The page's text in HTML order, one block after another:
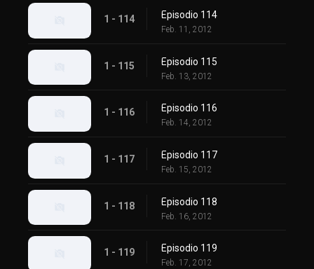
1 - 114 Episodio 114
Feb. 11, 2012
1 - 115 Episodio 115
Feb. 13, 2012
1 - 116 Episodio 116
Feb. 14, 2012
1 - 117 Episodio 117
Feb. 15, 2012
1 - 118 Episodio 118
Feb. 16, 2012
1 - 119 Episodio 119
Feb. 17, 2012